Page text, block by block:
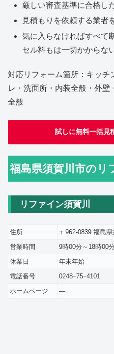
厳しい審査基準に合格し
見積もりを依頼する業者
気に入らなければすべて
セル料もは一切かからな
対応リフォーム箇所：キッチ
レ・洗面所・内装全般・外壁
全般
試しに無料一括見
福島県須賀川市のリ
リファイン須賀川
住所 〒962-0839 福島
営業時間
9時00分～18時00分
休業日
年末年始
電話番号
0248ｰ75ｰ4101
ホームページ
―